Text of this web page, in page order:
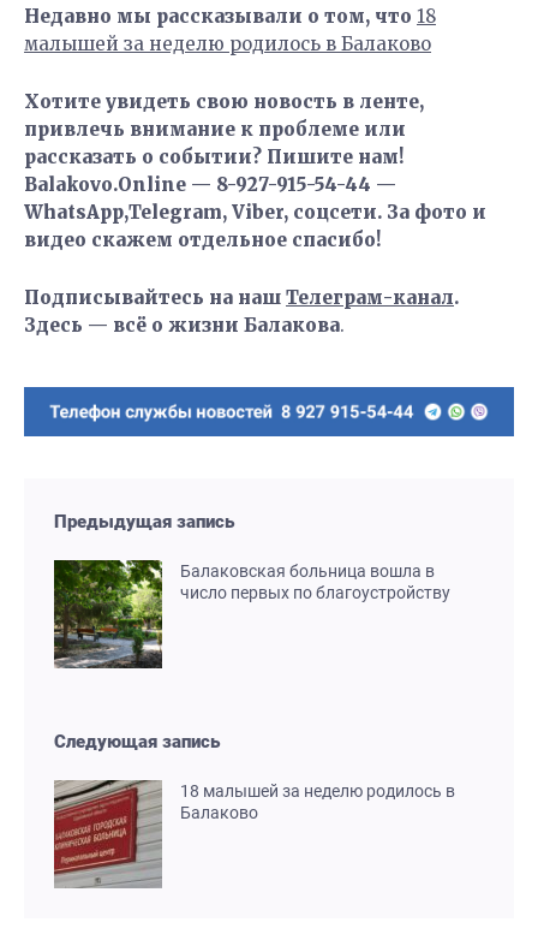
Недавно мы рассказывали о том, что 18
малышей за неделю родилось в Балаково
Хотите увидеть свою новость в ленте,
привлечь внимание к проблеме или
рассказать о событии? Пишите нам!
Balakovo.Online — 8-927-915-54-44 —
WhatsApp,Telegram, Viber, соцсети. За фото и
видео скажем отдельное спасибо!
Подписывайтесь на наш Телеграм-канал.
Здесь — всё о жизни Балакова.
Предыдущая запись
Балаковская больница вошла в
число первых по благоустройству
Следующая запись
18 малышей за неделю родилось в
Балаково